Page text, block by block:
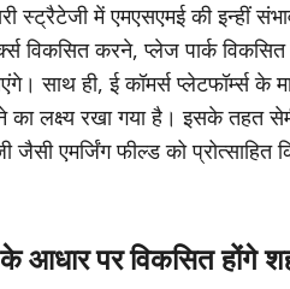
स्ट्रैटेजी में एमएसएमई की इन्हीं
विकसित करने, प्लेज पार्क
साथ ही, ई कॉमर्स प्लेटफॉर्म्स के
लक्ष्य रखा गया है। इसके तहत
जैसी एमर्जिंग फील्ड को
आधार पर विकसित होंगे